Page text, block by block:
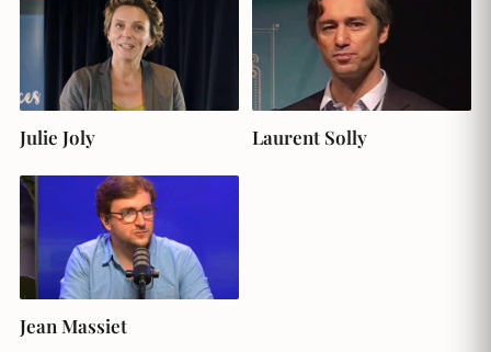
Julie Joly Laurent Solly
Jean Massiet